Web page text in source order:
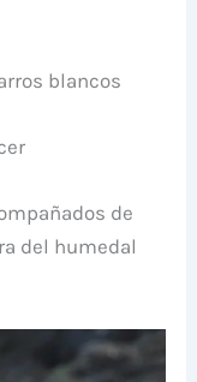
blancos
de
del humedal